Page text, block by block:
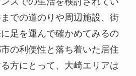
での道のりや周辺施設、街
足を運んで確かめてみるの
の利便性と落ち着いた居住
方にとって、大崎エリアは